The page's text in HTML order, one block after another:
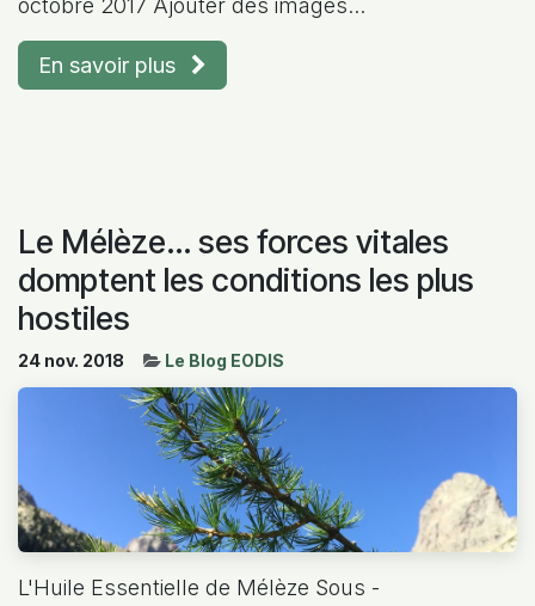
octobre 2017 Ajouter des images...
En savoir plus
Le Mélèze… ses forces vitales
domptent les conditions les plus
hostiles
24 nov. 2018 Le Blog EODIS
L'Huile Essentielle de Mélèze Sous -